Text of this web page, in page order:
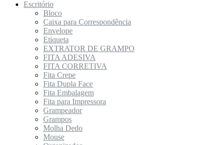
Escritório
Bloco
Caixa para Correspondência
Envelope
Etiqueta
EXTRATOR DE GRAMPO
FITA ADESIVA
FITA CORRETIVA
Fita Crepe
Fita Dupla Face
Fita Embalagem
Fita para Impressora
Grampeador
Grampos
Molha Dedo
Mouse